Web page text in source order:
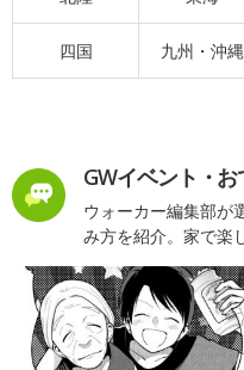
四国 九州・沖縄
GWイベント・お
ウォーカー編集部が
み方を紹介。家で楽